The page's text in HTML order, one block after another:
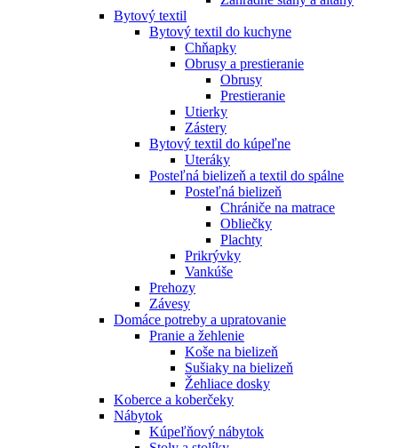
Bytový textil
Bytový textil do kuchyne
Chňapky
Obrusy a prestieranie
Obrusy
Prestieranie
Utierky
Zástery
Bytový textil do kúpeľne
Uteráky
Posteľná bielizeň a textil do spálne
Posteľná bielizeň
Chrániče na matrace
Obliečky
Plachty
Prikrývky
Vankúše
Prehozy
Závesy
Domáce potreby a upratovanie
Pranie a žehlenie
Koše na bielizeň
Sušiaky na bielizeň
Žehliace dosky
Koberce a koberčeky
Nábytok
Kúpeľňový nábytok